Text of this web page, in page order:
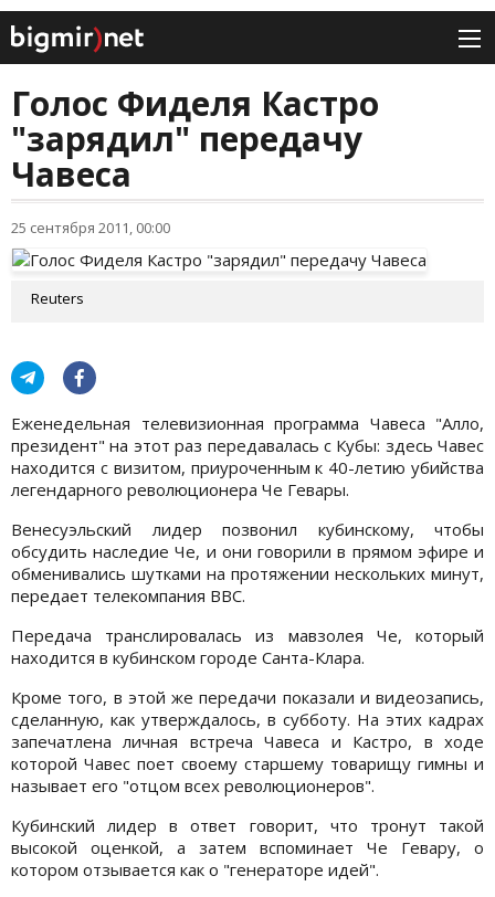
Голос Фиделя Кастро
"зарядил" передачу
Чавеса
25 сентября 2011, 00:00
Reuters
Еженедельная телевизионная программа Чавеса "Алло,
президент" на этот раз передавалась с Кубы: здесь Чавес
находится с визитом, приуроченным к 40-летию убийства
легендарного революционера Че Гевары.
Венесуэльский лидер позвонил кубинскому, чтобы
обсудить наследие Че, и они говорили в прямом эфире и
обменивались шутками на протяжении нескольких минут,
передает телекомпания BBC.
Передача транслировалась из мавзолея Че, который
находится в кубинском городе Санта-Клара.
Кроме того, в этой же передачи показали и видеозапись,
сделанную, как утверждалось, в субботу. На этих кадрах
запечатлена личная встреча Чавеса и Кастро, в ходе
которой Чавес поет своему старшему товарищу гимны и
называет его "отцом всех революционеров".
Кубинский лидер в ответ говорит, что тронут такой
высокой оценкой, а затем вспоминает Че Гевару, о
котором отзывается как о "генераторе идей".